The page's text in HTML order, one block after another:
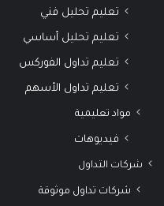
تعليم تحليل فني
تعليم تحليل أساسي
تعليم تداول الفوركس
تعليم تداول الأسهم
مواد تعليمية
فيديوهات
شركات التداول
شركات تداول موثوقة